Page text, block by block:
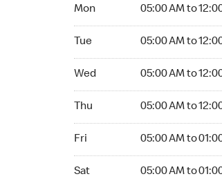
Mon 05:00 AM to
Tue 05:00 AM to
Wed 05:00 AM to
Thu 05:00 AM to
Fri 05:00 AM to
Sat 05:00 AM to